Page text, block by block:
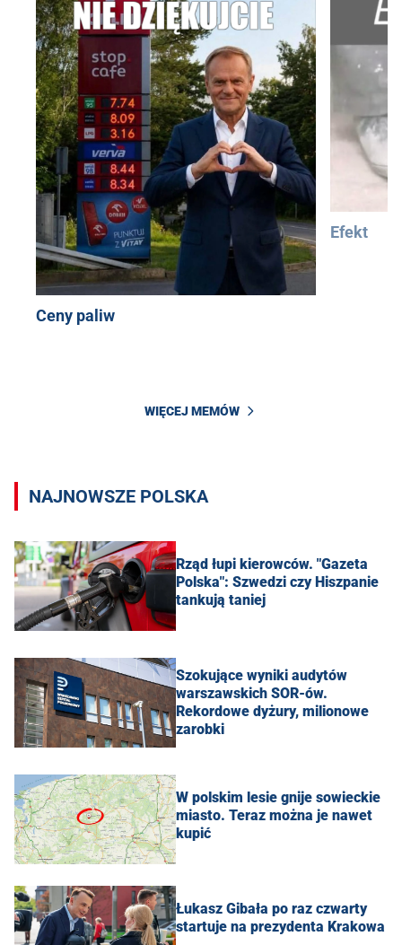
Ceny paliw
Efekt
WIĘCEJ MEMÓW
NAJNOWSZE POLSKA
Rząd łupi kierowców. "Gazeta
Polska": Szwedzi czy Hiszpanie
tankują taniej
Szokujące wyniki audytów
warszawskich SOR-ów.
Rekordowe dyżury, milionowe
zarobki
W polskim lesie gnije sowieckie
miasto. Teraz można je nawet
kupić
Łukasz Gibała po raz czwarty
startuje na prezydenta Krakowa